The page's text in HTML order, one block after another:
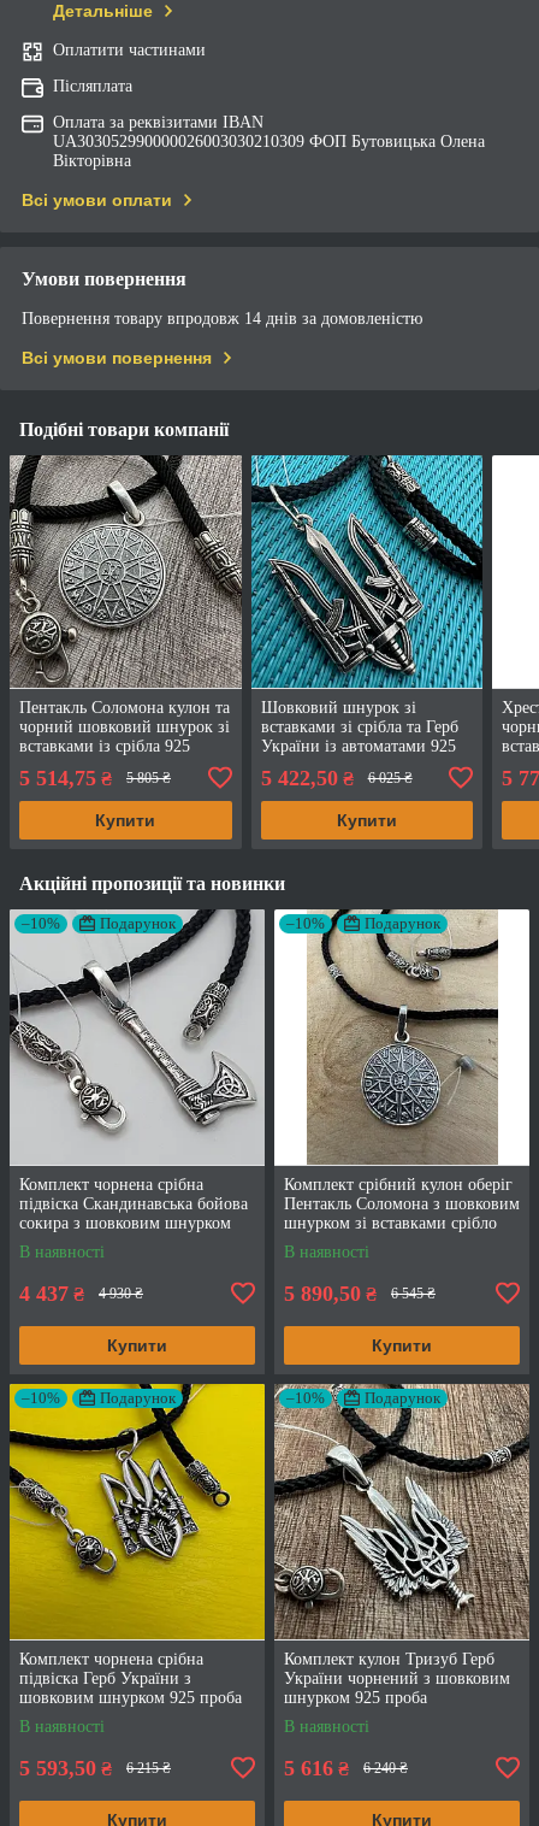
Детальніше
Оплатити частинами
Післяплата
Оплата за реквізитами IBAN
UA303052990000026003030210309 ФОП Бутовицька Олена
Вікторівна
Всі умови оплати
Умови повернення
Повернення товару впродовж 14 днів за домовленістю
Всі умови повернення
Подібні товари компанії
Пентакль Соломона кулон та
чорний шовковий шнурок зі
вставками із срібла 925
5 514,75 ₴ 5 805 ₴
Купити
Шовковий шнурок зі
вставками зі срібла та Герб
України із автоматами 925
5 422,50₴ 6 025 ₴
Купити
5
Акційні пропозиції та новинки
–10% Подарунок
Комплект чорнена срібна
підвіска Скандинавська бойова
сокира з шовковим шнурком
925 проба
В наявності
4 437 ₴ 4 930 ₴
Купити
–10% Подарунок
Комплект срібний кулон оберіг
Пентакль Соломона з шовковим
шнурком зі вставками срібло
чорнене 925 проба кулон
В наявності
5 890,50 ₴ 6 545 ₴
Купити
–10% Подарунок
Комплект чорнена срібна
підвіска Герб України з
шовковим шнурком 925 проба
В наявності
5 593,50 ₴ 6 215 ₴
Купити
–10% Подарунок
Комплект кулон Тризуб Герб
України чорнений з шовковим
шнурком 925 проба
В наявності
5 616 ₴ 6 240 ₴
Купити